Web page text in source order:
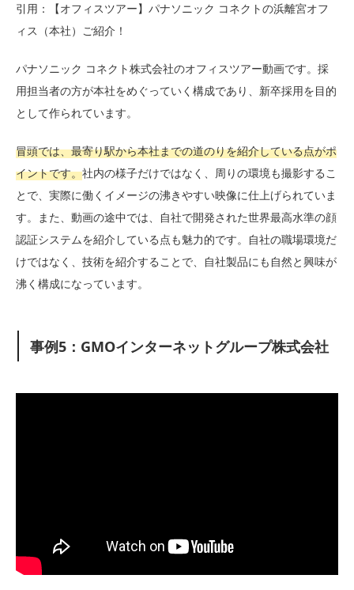
引用：【オフィスツアー】パナソニック コネクトの浜離宮オフ
ィス（本社）ご紹介！
パナソニック コネクト株式会社のオフィスツアー動画です。採
用担当者の方が本社をめぐっていく構成であり、新卒採用を目的
として作られています。
冒頭では、最寄り駅から本社までの道のりを紹介している点がポ
イントです。社内の様子だけではなく、周りの環境も撮影するこ
とで、実際に働くイメージの沸きやすい映像に仕上げられていま
す。また、動画の途中では、自社で開発された世界最高水準の顔
認証システムを紹介している点も魅力的です。自社の職場環境だ
けではなく、技術を紹介することで、自社製品にも自然と興味が
沸く構成になっています。
事例5：GMOインターネットグループ株式会社